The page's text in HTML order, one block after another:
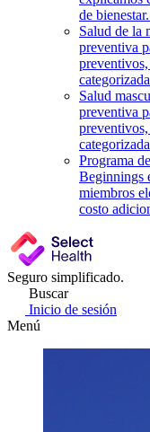
de
Salud de la
preventiva
Salud
preventiva
Programa
Beginnings
miembros
costo
Seguro simplificado.
Buscar
Inicio de sesión
Menú